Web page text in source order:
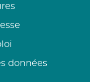
données